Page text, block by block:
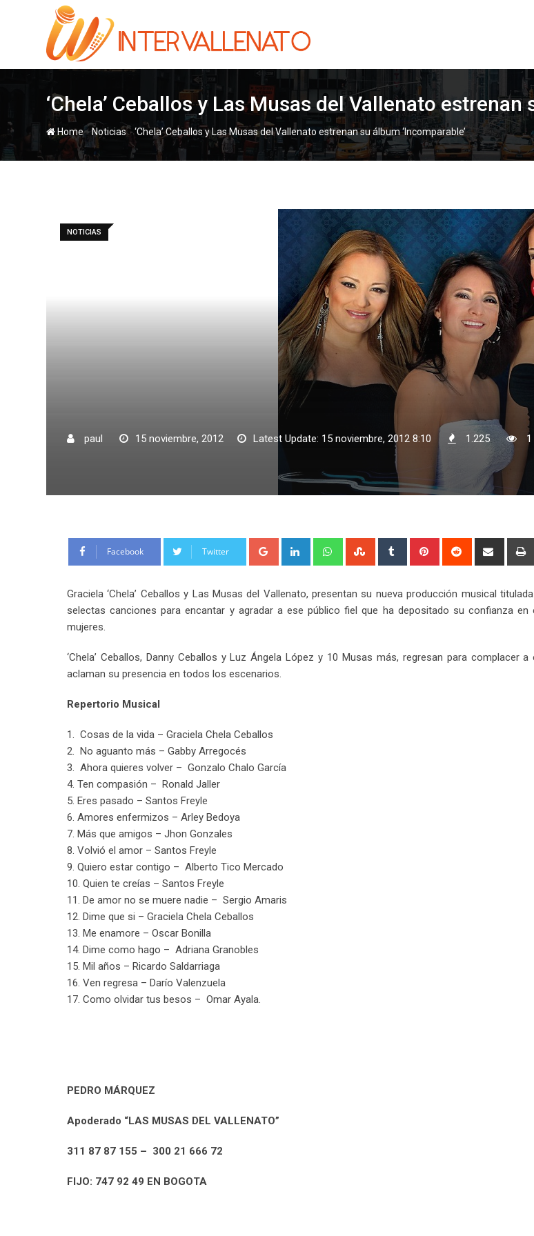
‘Chela’ Ceballos y Las Musas del Vallenato estrenan
Home-Noticias-‘Chela’ Ceballos y Las Musas del Vallenato estrenan su álbum ‘Incomparable’
NOTICIAS
paul 15 noviembre, 2012 Latest Update: 15 noviembre, 2012 8:10 1.225
Facebook Twitter Google+ LinkedIn WhatsappStumbleUpon
Tumblr Pinterest Reddit
Share
Graciela ‘Chela’ Ceballos y Las Musas del Vallenato, presentan su nueva producción musical
selectas canciones para encantar y agradar a ese público fiel que ha depositado su confianza
mujeres.
‘Chela’ Ceballos, Danny Ceballos y Luz Ángela López y 10 Musas más, regresan para complacer
aclaman su presencia en todos los escenarios.
Repertorio Musical
1. Cosas de la vida – Graciela Chela Ceballos
2. No aguanto más – Gabby Arregocés
3. Ahora quieres volver – Gonzalo Chalo García
4. Ten compasión – Ronald Jaller
5. Eres pasado – Santos Freyle
6. Amores enfermizos – Arley Bedoya
7. Más que amigos – Jhon Gonzales
8. Volvió el amor – Santos Freyle
9. Quiero estar contigo – Alberto Tico Mercado
10. Quien te creías – Santos Freyle
11. De amor no se muere nadie – Sergio Amaris
12. Dime que si – Graciela Chela Ceballos
13. Me enamore – Oscar Bonilla
14. Dime como hago – Adriana Granobles
15. Mil años – Ricardo Saldarriaga
16. Ven regresa – Darío Valenzuela
17. Como olvidar tus besos – Omar Ayala.
PEDRO MÁRQUEZ
Apoderado “LAS MUSAS DEL VALLENATO”
311 87 87 155 – 300 21 666 72
FIJO: 747 92 49 EN BOGOTA